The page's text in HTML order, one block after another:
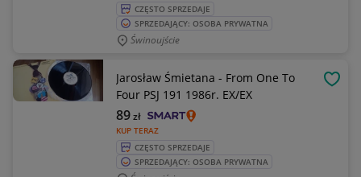
CZĘSTO SPRZEDAJE
SPRZEDAJĄCY: OSOBA PRYWATNA
Świnoujście
Jarosław Śmietana - From One To
Four PSJ 191 1986r. EX/EX
KUP TERAZ
89zł
CZĘSTO SPRZEDAJE
SPRZEDAJĄCY: OSOBA PRYWATNA